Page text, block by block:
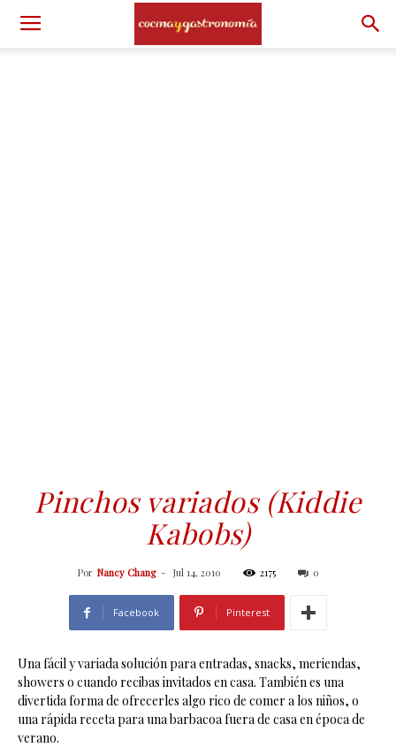
Pinchos variados (Kiddie
Kabobs)
Por Nancy Chang - Jul 14, 2010 2175 0
Facebook Pinterest
Una fácil y variada solución para entradas, snacks, meriendas,
showers o cuando recibas invitados en casa. También es una
divertida forma de ofrecerles algo rico de comer a los niños, o
una rápida receta para una barbacoa fuera de casa en época de
verano.